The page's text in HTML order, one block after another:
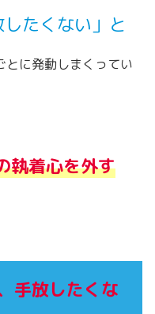
たくない」と
とに発動しまくってい
執着心を外す
手放したくな